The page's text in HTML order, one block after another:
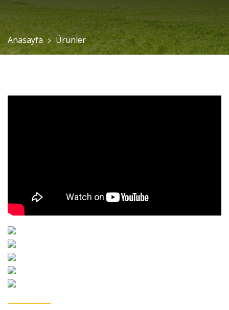
Anasayfa Ürünler